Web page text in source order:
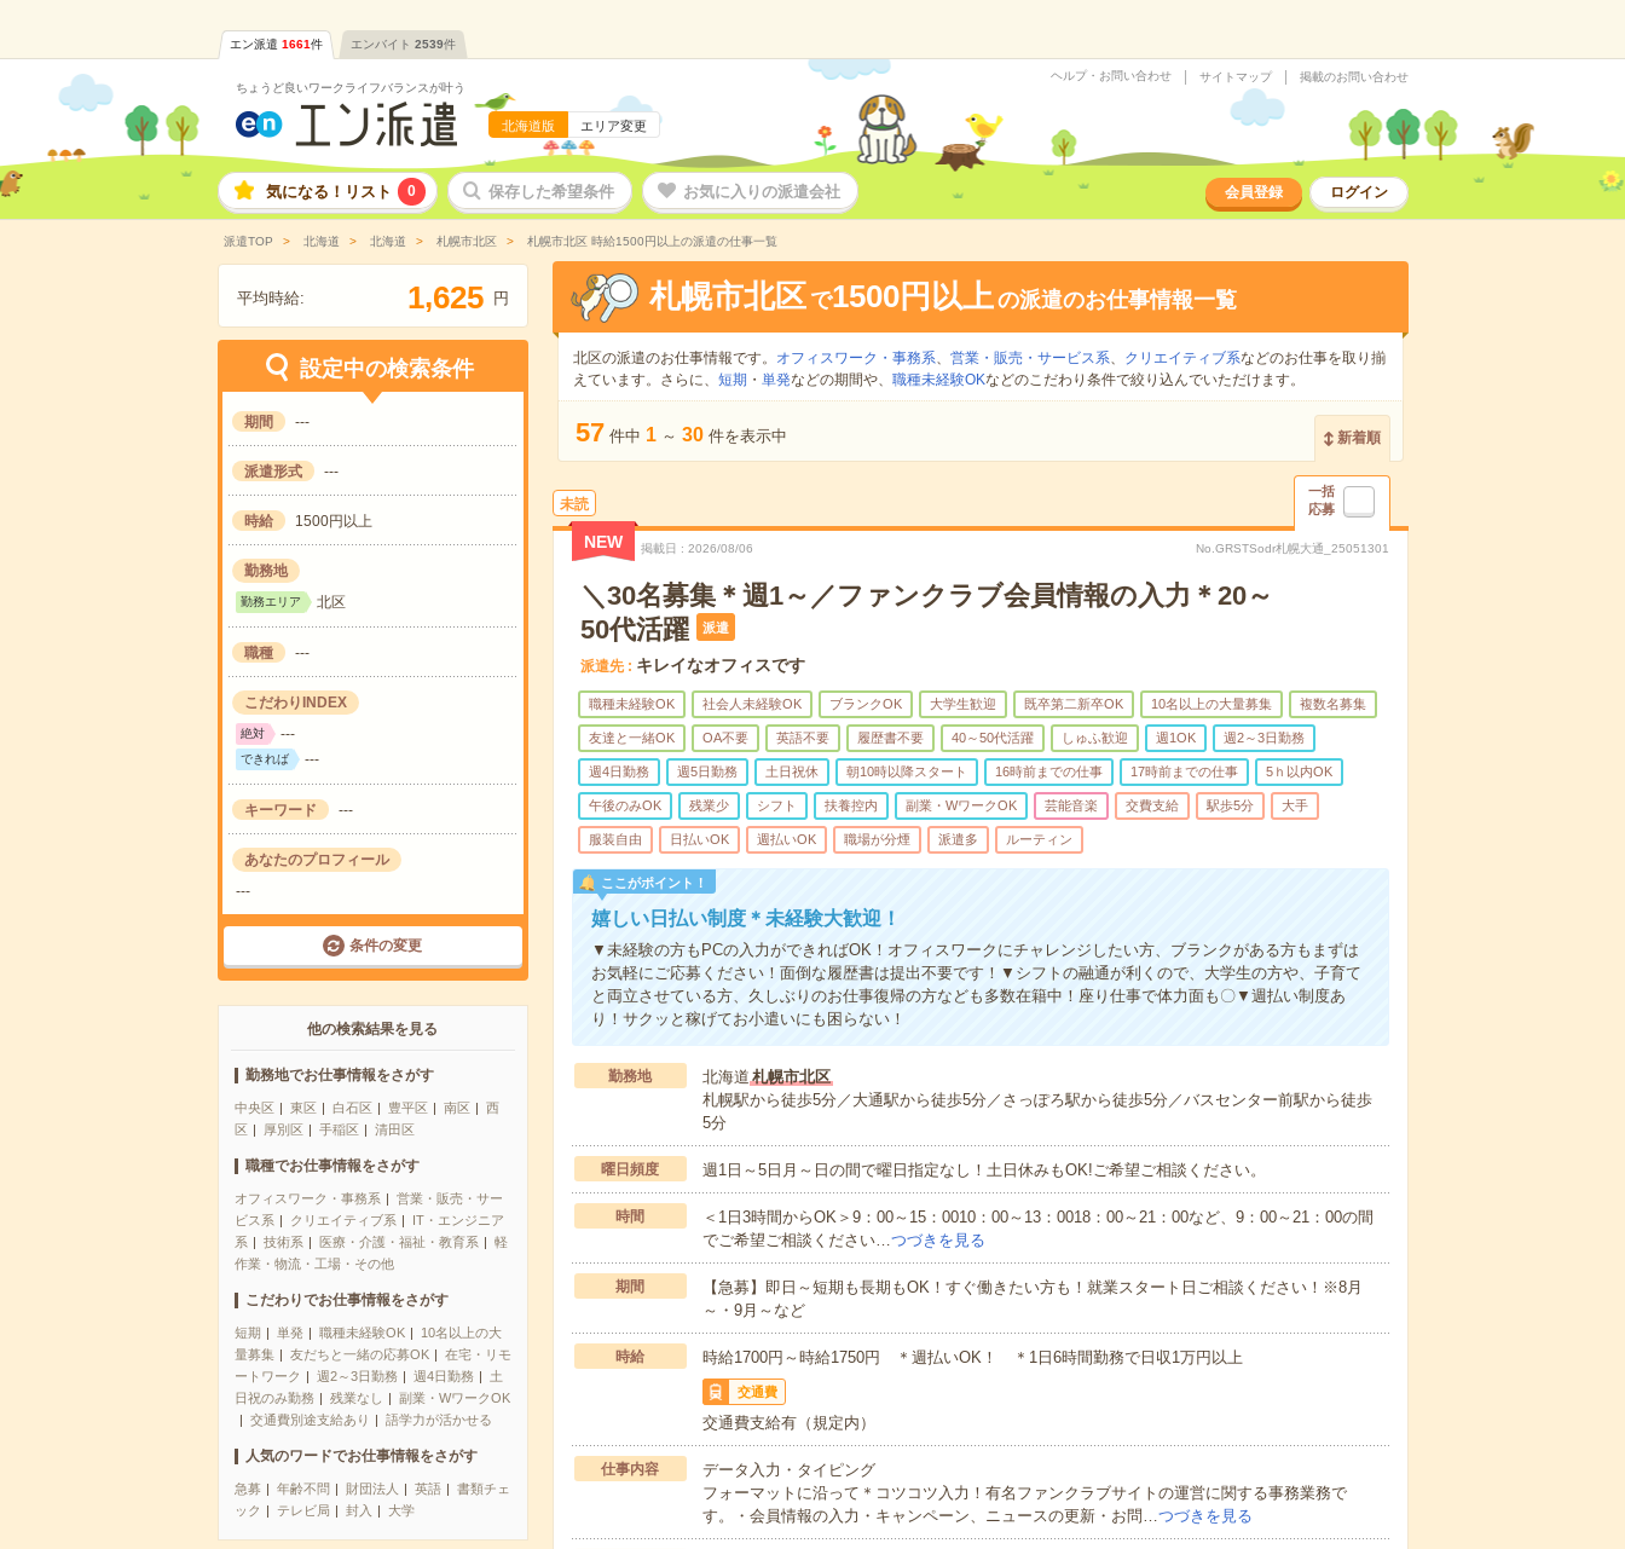
エン派遣 1661件 エンバイト 2539件
ちょうど良いワークライフバランスが叶う
北海道版 エリア変更
ヘルプ・お問い合わせ サイトマップ 掲載のお問い合わせ
気になる！リスト 0 保存した希望条件 お気に入りの派遣会社 会員登録 ログイン
派遣TOP 北海道 北海道 札幌市北区 札幌市北区 時給1500円以上の派遣の仕事一覧
平均時給: 1,625 円
設定中の検索条件
期間 ---
派遣形式 ---
時給 1500円以上
勤務地
勤務エリア 北区
職種 ---
こだわりINDEX
絶対 ---
できれば ---
キーワード ---
あなたのプロフィール
---
条件の変更
他の検索結果を見る
勤務地でお仕事情報をさがす
中央区 東区 白石区 豊平区 南区
西
区
厚別区 手稲区 清田区
職種でお仕事情報をさがす
オフィスワーク・事務系
営業・販売・サー
ビス系
クリエイティブ系
IT・エンジニア
系
技術系 医療・介護・福祉・教育系
軽
作業・物流・工場・その他
こだわりでお仕事情報をさがす
短期 単発 職種未経験OK
10名以上の大
量募集
友だちと一緒の応募OK
在宅・リモ
ートワーク
週2～3日勤務 週4日勤務
土
日祝のみ勤務
残業なし
副業・WワークOK
交通費別途支給あり
語学力が活かせる
人気のワードでお仕事情報をさがす
急募 年齢不問 財団法人 英語
書類チェ
ック
テレビ局 封入 大学
札幌市北区 で1500円以上の派遣のお仕事情報一覧
北区の派遣のお仕事情報です。 オフィスワーク・事務系、 営業・販売・サービス系、 クリエイティブ系などのお仕事を取り揃
えています。さらに、 短期 ・ 単発などの期間や、 職種未経験OKなどのこだわり条件で絞り込んでいただけます。
57 件中 1 ～ 30 件を表示中 新着順
未読
一括
応募
NEW 掲載日 2026/08/06 No.GRSTSodr札幌大通_25051301
＼30名募集＊週1～／ファンクラブ会員情報の入力＊20～
50代活躍
派遣
派遣先 キレイなオフィスです
職種未経験OK 社会人未経験OK ブランクOK 大学生歓迎 既卒第二新卒OK 10名以上の大量募集 複数名募集
友達と一緒OK OA不要 英語不要 履歴書不要 40～50代活躍 しゅふ歓迎 週1OK 週2～3日勤務
週4日勤務 週5日勤務 土日祝休 朝10時以降スタート 16時前までの仕事 17時前までの仕事 5ｈ以内OK
午後のみOK 残業少 シフト 扶養控内 副業・WワークOK 芸能音楽 交費支給 駅歩5分 大手
服装自由 日払いOK 週払いOK 職場が分煙 派遣多 ルーティン
ここがポイント！
嬉しい日払い制度＊未経験大歓迎！
▼未経験の方もPCの入力ができればOK！オフィスワークにチャレンジしたい方、ブランクがある方もまずは
お気軽にご応募ください！面倒な履歴書は提出不要です！▼シフトの融通が利くので、大学生の方や、子育て
と両立させている方、久しぶりのお仕事復帰の方なども多数在籍中！座り仕事で体力面も〇▼週払い制度あ
り！サクッと稼げてお小遣いにも困らない！
勤務地 北海道札幌市北区
札幌駅から徒歩5分／大通駅から徒歩5分／さっぽろ駅から徒歩5分／バスセンター前駅から徒歩
5分
曜日頻度 週1日～5日月～日の間で曜日指定なし！土日休みもOK!ご希望ご相談ください。
時間
＜1日3時間からOK＞9：00～15：0010：00～13：0018：00～21：00など、9：00～21：00の間
でご希望ご相談ください…つづきを見る
期間
【急募】即日～短期も長期もOK！すぐ働きたい方も！就業スタート日ご相談ください！※8月
～・9月～など
時給 時給1700円～時給1750円 ＊週払いOK！ ＊1日6時間勤務で日収1万円以上
交通費
交通費支給有（規定内）
仕事内容
データ入力・タイピング
フォーマットに沿って＊コツコツ入力！有名ファンクラブサイトの運営に関する事務業務で
す。・会員情報の入力・キャンペーン、ニュースの更新・お問…つづきを見る